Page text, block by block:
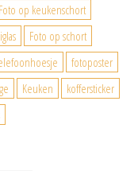
Foto op keukenschort
Foto op schort
fotoposter
Keuken
koffersticker